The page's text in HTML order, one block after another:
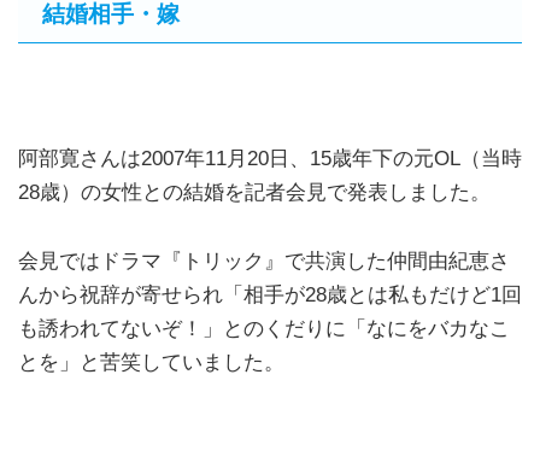
結婚相手・嫁
阿部寛さんは2007年11月20日、15歳年下の元OL（当時
28歳）の女性との結婚を記者会見で発表しました。
会見ではドラマ『トリック』で共演した仲間由紀恵さ
んから祝辞が寄せられ「相手が28歳とは私もだけど1回
も誘われてないぞ！」とのくだりに「なにをバカなこ
とを」と苦笑していました。